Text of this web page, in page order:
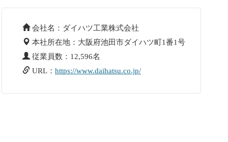
会社名：ダイハツ工業株式会社
本社所在地：大阪府池田市ダイハツ町1番1号
従業員数：12,596名
URL： https://www.daihatsu.co.jp/